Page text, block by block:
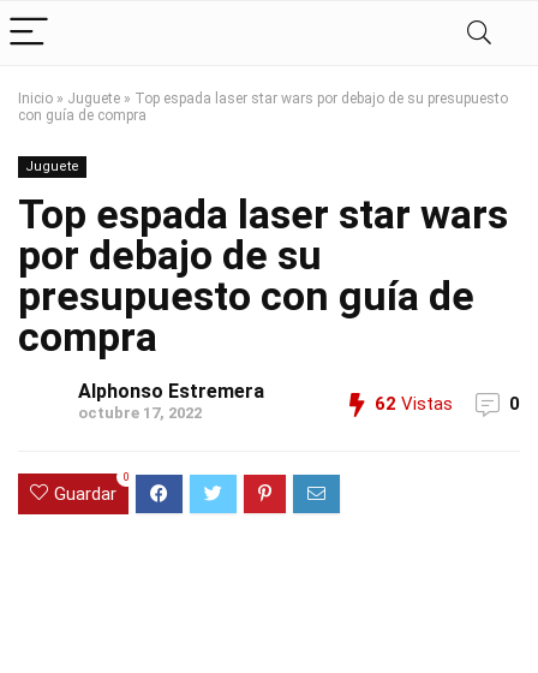
Inicio » Juguete » Top espada laser star wars por debajo de su presupuesto
con guía de compra
Juguete
Top espada laser star wars
por debajo de su
presupuesto con guía de
compra
Alphonso Estremera
octubre 17, 2022 62 Vistas 0
Guardar
0